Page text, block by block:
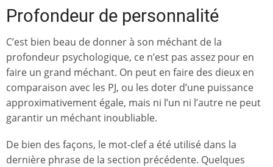
Profondeur de personnalité
C’est bien beau de donner à son méchant de la
profondeur psychologique, ce n’est pas assez pour en
faire un grand méchant. On peut en faire des dieux en
comparaison avec les PJ, ou les doter d’une puissance
approximativement égale, mais ni l’un ni l’autre ne peut
garantir un méchant inoubliable.
De bien des façons, le mot-clef a été utilisé dans la
dernière phrase de la section précédente. Quelques